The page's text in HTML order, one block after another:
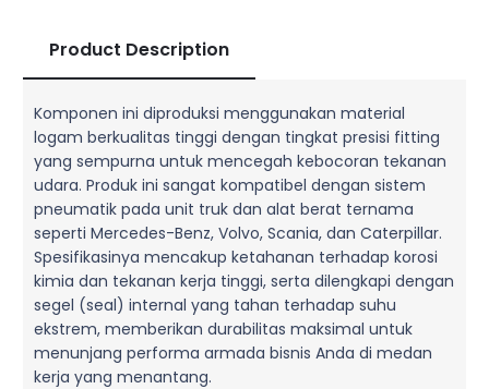
Product Description
Komponen ini diproduksi menggunakan material
logam berkualitas tinggi dengan tingkat presisi fitting
yang sempurna untuk mencegah kebocoran tekanan
udara. Produk ini sangat kompatibel dengan sistem
pneumatik pada unit truk dan alat berat ternama
seperti Mercedes-Benz, Volvo, Scania, dan Caterpillar.
Spesifikasinya mencakup ketahanan terhadap korosi
kimia dan tekanan kerja tinggi, serta dilengkapi dengan
segel (seal) internal yang tahan terhadap suhu
ekstrem, memberikan durabilitas maksimal untuk
menunjang performa armada bisnis Anda di medan
kerja yang menantang.